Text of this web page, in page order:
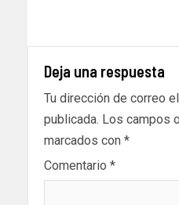
Deja una respuesta
Tu dirección de correo
publicada. Los campos
marcados con *
Comentario *